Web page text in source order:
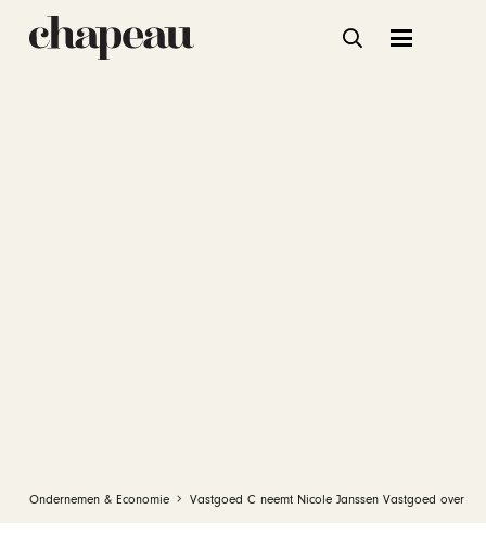
Ondernemen & Economie Vastgoed C neemt Nicole Janssen Vastgoed over